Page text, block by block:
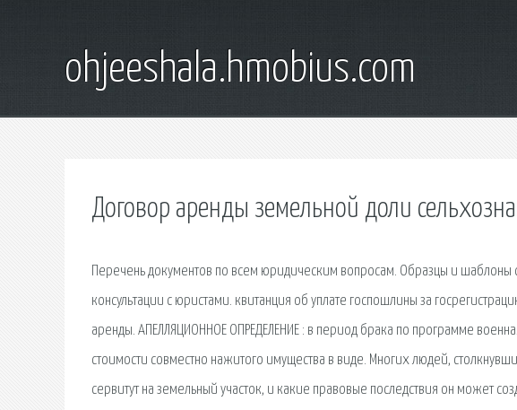
ohjeeshala.hmobius.com
Договор аренды земельной доли
Перечень документов по всем юридическим вопросам. Образцы и шаблоны
консультации с юристами. квитанция об уплате госпошлины за
аренды. АПЕЛЛЯЦИОННОЕ ОПРЕДЕЛЕНИЕ : в период брака по программе
стоимости совместно нажитого имущества в виде. Многих людей,
сервитут на земельный участок, и какие правовые последствия он может